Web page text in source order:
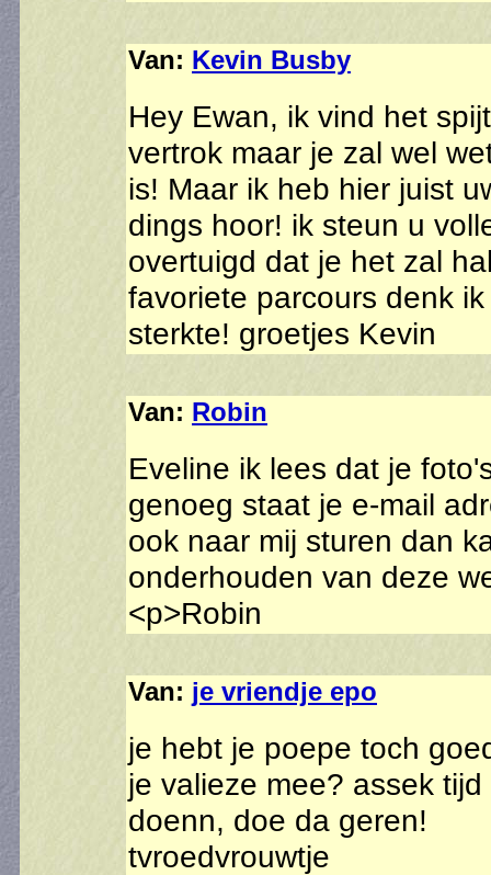
Van: Kevin Busby
Hey Ewan, ik vind het
vertrok maar je zal wel
is! Maar ik heb hier juist
dings hoor! ik steun u
overtuigd dat je het zal
favoriete parcours denk
sterkte! groetjes Kevin
Van: Robin
Eveline ik lees dat je
genoeg staat je e-mail
ook naar mij sturen dan
onderhouden van deze
<p>Robin
Van: je vriendje epo
je hebt je poepe toch
je valieze mee? assek
doenn, doe da geren!
tvroedvrouwtje